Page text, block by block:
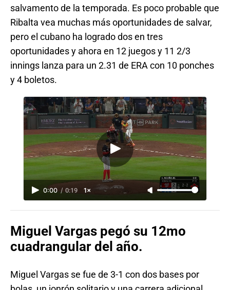
salvamento de la temporada. Es poco probable que
Ribalta vea muchas más oportunidades de salvar,
pero el cubano ha logrado dos en tres
oportunidades y ahora en 12 juegos y 11 2/3
innings lanza para un 2.31 de ERA con 10 ponches
y 4 boletos.
0:00 / 0:19 1×
Miguel Vargas pegó su 12mo
cuadrangular del año.
Miguel Vargas se fue de 3-1 con dos bases por